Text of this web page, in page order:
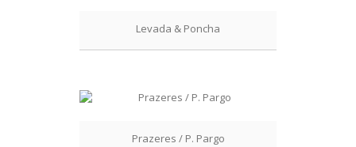
Levada & Poncha
Prazeres / P. Pargo